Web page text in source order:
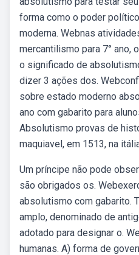
forma como o poder
moderna. Webnas
mercantilismo para 7° ano,
o significado de
dizer 3 ações dos.
sobre estado moderno
ano com gabarito para
Absolutismo provas de
maquiavel, em 1513, na
Um príncipe não pode
são obrigados os.
absolutismo com gabarito.
amplo, denominado de
adotado para designar o.
humanas. A) forma de